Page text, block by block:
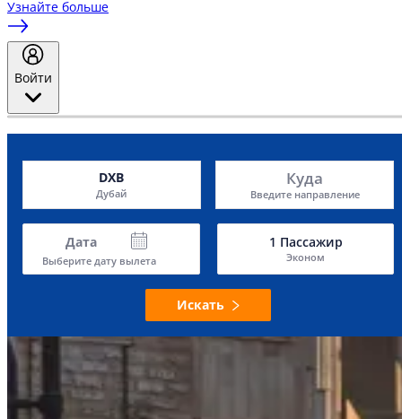
Узнайте больше
Войти
DXB
Дубай
Куда
Введите направление
Дата
Выберите дату вылета
1 Пассажир
Эконом
Искать